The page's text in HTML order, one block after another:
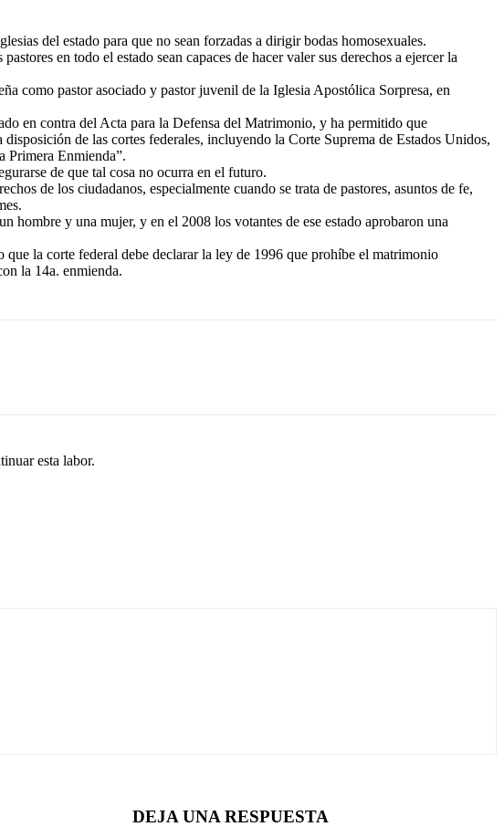
del estado para que no sean forzadas a dirigir bodas homosexuales.
en todo el estado sean capaces de hacer valer sus derechos a ejercer la
como pastor asociado y pastor juvenil de la Iglesia Apostólica Sorpresa, en
en contra del Acta para la Defensa del Matrimonio, y ha permitido que
de las cortes federales, incluyendo la Corte Suprema de Estados Unidos,
Primera Enmienda”.
de que tal cosa no ocurra en el futuro.
de los ciudadanos, especialmente cuando se trata de pastores, asuntos de fe,
hombre y una mujer, y en el 2008 los votantes de ese estado aprobaron una
la corte federal debe declarar la ley de 1996 que prohíbe el matrimonio
la 14a. enmienda.
esta labor.
DEJA UNA RESPUESTA